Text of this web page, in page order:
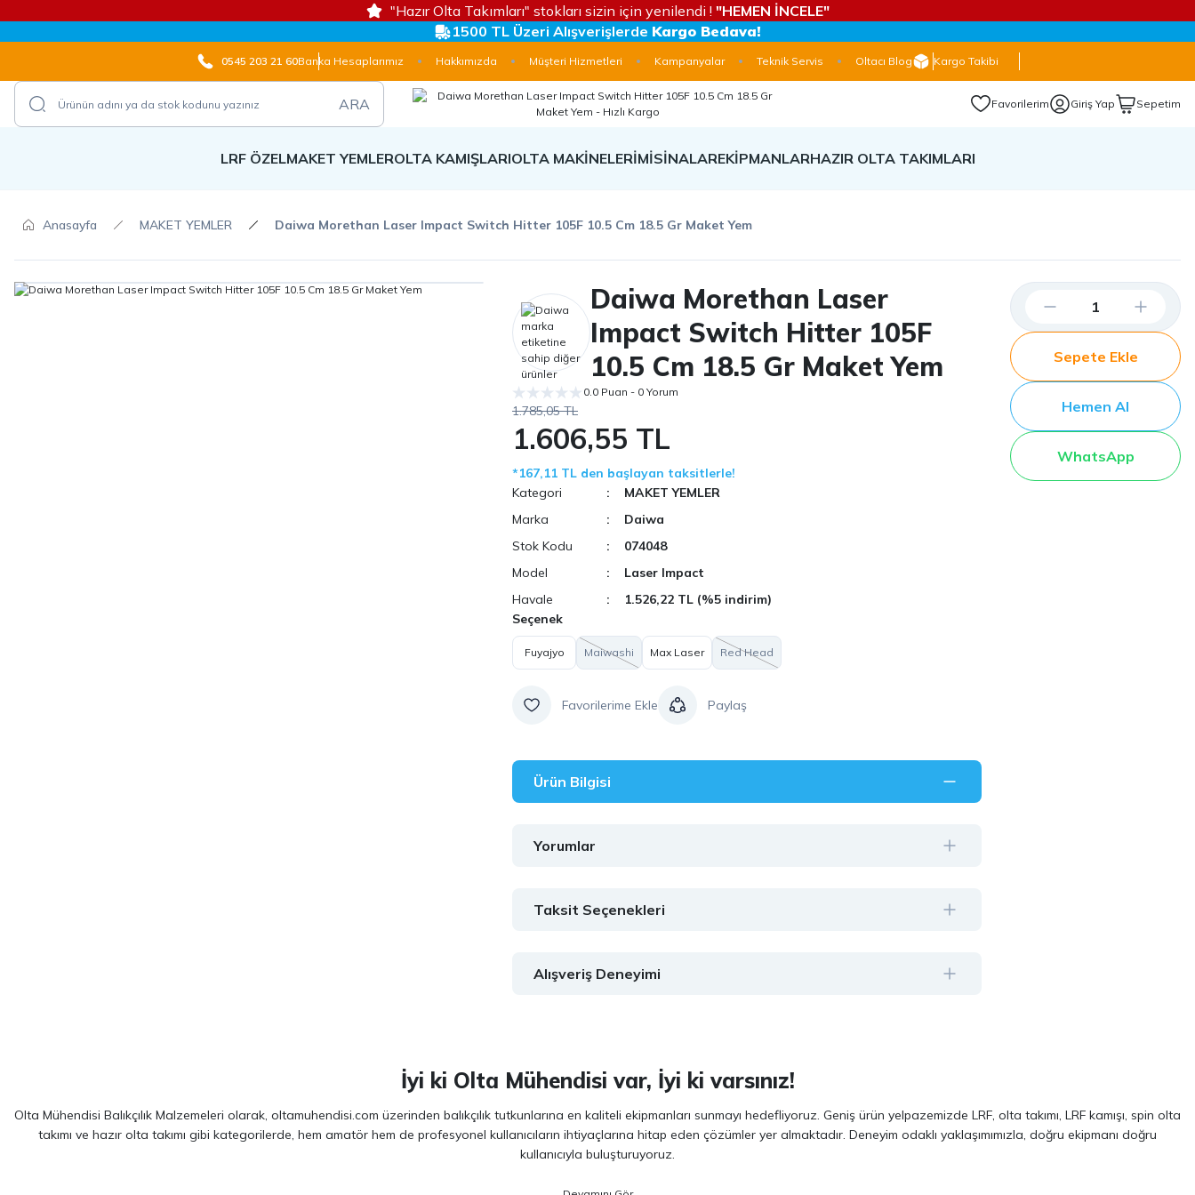
"Hazır Olta Takımları" stokları sizin için yenilendi ! "HEMEN İNCELE"
1500 TL Üzeri Alışverişlerde Kargo Bedava!
0545 203 21 60Banka Hesaplarımız Hakkımızda Müşteri Hizmetleri Kampanyalar Teknik Servis Oltacı Blog Kargo Takibi
ARA Favorilerim Giriş Yap Sepetim
LRF ÖZELMAKET YEMLEROLTA KAMIŞLARIOLTA MAKİNELERİMİSİNALAREKİPMANLARHAZIR OLTA TAKIMLARI
Anasayfa MAKET YEMLER Daiwa Morethan Laser Impact Switch Hitter 105F 10.5 Cm 18.5 Gr Maket Yem
Daiwa Morethan Laser
Impact Switch Hitter 105F
10.5 Cm 18.5 Gr Maket Yem
0.0 Puan - 0 Yorum
1.785,05 TL
1.606,55 TL
*167,11 TL den başlayan taksitlerle!
Kategori
MAKET YEMLER
Marka
Daiwa
Stok Kodu
074048
Model
Laser Impact
Havale
1.526,22 TL (%5 indirim)
Seçenek
Fuyajyo Maiwashi Max Laser Red Head
Paylaş
Ürün Bilgisi
Yorumlar
Taksit Seçenekleri
Alışveriş Deneyimi
Sepete Ekle
Hemen Al
WhatsApp
İyi ki Olta Mühendisi var, İyi ki varsınız!
Olta Mühendisi Balıkçılık Malzemeleri olarak, oltamuhendisi.com üzerinden balıkçılık tutkunlarına en kaliteli ekipmanları sunmayı hedefliyoruz. Geniş ürün yelpazemizde LRF, olta takımı, LRF kamışı, spin olta
takımı ve hazır olta takımı gibi kategorilerde, hem amatör hem de profesyonel kullanıcıların ihtiyaçlarına hitap eden çözümler yer almaktadır. Deneyim odaklı yaklaşımımızla, doğru ekipmanı doğru
kullanıcıyla buluşturuyoruz.